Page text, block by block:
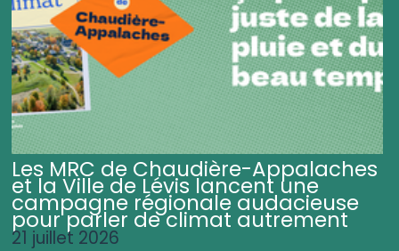
Les MRC de Chaudière-Appalaches
et la Ville de Lévis lancent une
campagne régionale audacieuse
pour parler de climat autrement
21 juillet 2026